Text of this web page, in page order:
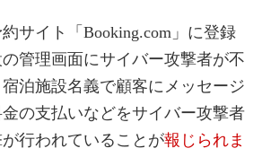
サイト「Booking.com」に登録
管理画面にサイバー攻撃者が不
泊施設名義で顧客にメッセージ
の支払いなどをサイバー攻撃者
行われていることが報じられま